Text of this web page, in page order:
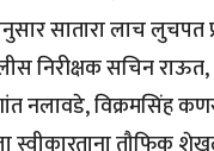
सातारा लाच लुचपत
निरीक्षक सचिन
नलावडे, विक्रमसिंह